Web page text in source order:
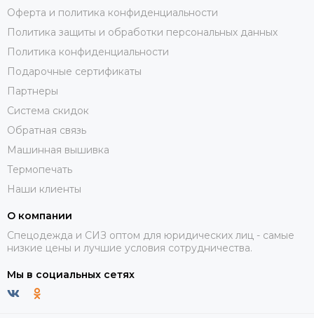
Оферта и политика конфиденциальности
Политика защиты и обработки персональных данных
Политика конфиденциальности
Подарочные сертификаты
Партнеры
Система скидок
Обратная связь
Машинная вышивка
Термопечать
Наши клиенты
О компании
Спецодежда и СИЗ оптом для юридических лиц - самые
низкие цены и лучшие условия сотрудничества.
Мы в социальных сетях